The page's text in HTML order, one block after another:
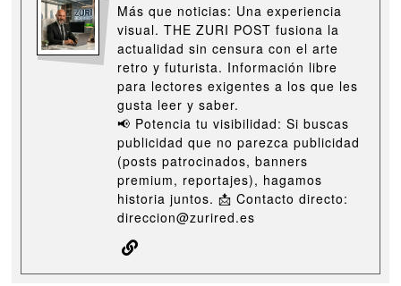
Más que noticias: Una experiencia
visual. THE ZURI POST fusiona la
actualidad sin censura con el arte
retro y futurista. Información libre
para lectores exigentes a los que les
gusta leer y saber.
📢 Potencia tu visibilidad: Si buscas
publicidad que no parezca publicidad
(posts patrocinados, banners
premium, reportajes), hagamos
historia juntos. 📩 Contacto directo:
direccion@zurired.es